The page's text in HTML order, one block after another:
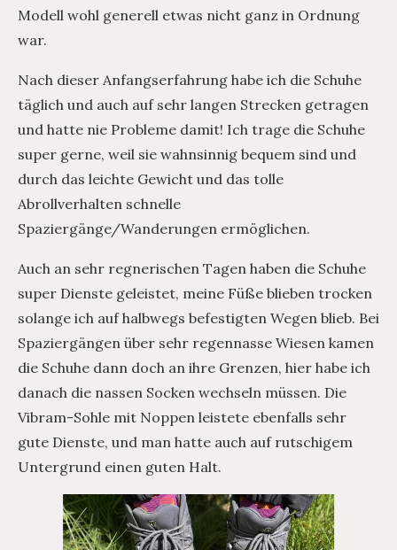
Modell wohl generell etwas nicht ganz in Ordnung
war.
Nach dieser Anfangserfahrung habe ich die Schuhe
täglich und auch auf sehr langen Strecken getragen
und hatte nie Probleme damit! Ich trage die Schuhe
super gerne, weil sie wahnsinnig bequem sind und
durch das leichte Gewicht und das tolle
Abrollverhalten schnelle
Spaziergänge/Wanderungen ermöglichen.
Auch an sehr regnerischen Tagen haben die Schuhe
super Dienste geleistet, meine Füße blieben trocken
solange ich auf halbwegs befestigten Wegen blieb. Bei
Spaziergängen über sehr regennasse Wiesen kamen
die Schuhe dann doch an ihre Grenzen, hier habe ich
danach die nassen Socken wechseln müssen. Die
Vibram-Sohle mit Noppen leistete ebenfalls sehr
gute Dienste, und man hatte auch auf rutschigem
Untergrund einen guten Halt.